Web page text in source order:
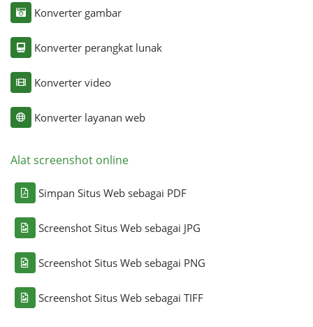
Konverter gambar
Konverter perangkat lunak
Konverter video
Konverter layanan web
Alat screenshot online
Simpan Situs Web sebagai PDF
Screenshot Situs Web sebagai JPG
Screenshot Situs Web sebagai PNG
Screenshot Situs Web sebagai TIFF